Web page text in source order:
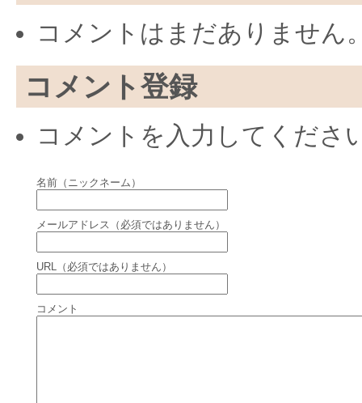
コメントはまだありません
コメント登録
コメントを入力してくださ
名前（ニックネーム）
メールアドレス（必須ではありません）
URL（必須ではありません）
コメント